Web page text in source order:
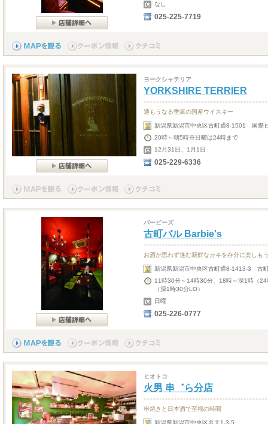
なし
025-225-7719
ヨークシャテリア
YORKSHIRE TERRIER
通もうなる垂涎の国産ウイスキー
新潟県新潟市中央区古町通8-1501 国際
20時～朝5時※日曜は24時まで
12月31日、1月1日
025-229-6336
バービーズ
古町バル Barbie's
お酒が思わず進む新鮮なカキを存分に楽しも
新潟県新潟市中央区古町通8-1413-3 古
11時30分～14時30分、18時～深1時（
（深1時30分LO）
日曜
025-226-0777
ヒオトコ
火男 串゛ら分店
串焼きと日本酒で至福の時間
新潟県新潟市中央区弁天1-3-5